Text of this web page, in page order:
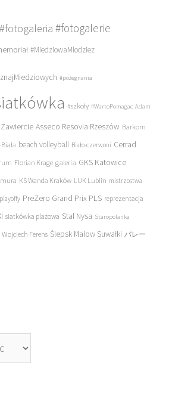
#fotogaleria #fotogalerie
#MiedziowaMlodziez
#pożegnania
#szkoły #WartoPomagac Adam
Zawiercie Asseco Resovia Rzeszów Barkom
beach volleyball Biało-czerwoni Cerrad
Florian Krage galeria GKS Katowice
KS Wanda Kraków LUK Lublin mistrzostwa
playoffy PreZero Grand Prix PLS reprezentacja
siatkówka plażowa Stal Nysa Staropolanka
Wojciech Ferens Ślepsk Malow Suwałki バレー